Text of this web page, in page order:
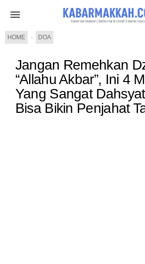
HOME › DOA
Jangan Remehkan
“Allahu Akbar”, Ini 4
Yang Sangat
Bisa Bikin Penjahat